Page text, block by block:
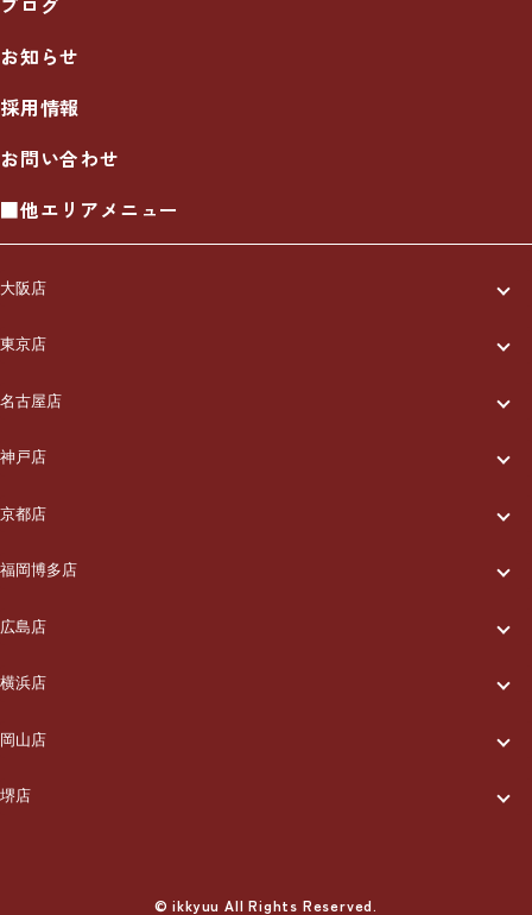
お知らせ
採用情報
お問い合わせ
■他エリアメニュー
大阪店
一休について
ご利用の流れ
メニュー/料金
出張エリア
ブログ
お知らせ
採用情報
お問い合わせ
東京店
一休について
ご利用の流れ
メニュー/料金
出張エリア
ブログ
お知らせ
採用情報
お問い合わせ
名古屋店
一休について
ご利用の流れ
メニュー/料金
出張エリア
ブログ
お知らせ
採用情報
神戸店
一休について
ご利用の流れ
メニュー/料金
出張エリア
ブログ
お知らせ
京都店
一休について
ご利用の流れ
メニュー/料金
出張エリア
ブログ
福岡博多店
一休について
ご利用の流れ
メニュー/料金
出張エリア
広島店
一休について
ご利用の流れ
メニュー/料金
横浜店
一休について
ご利用の流れ
岡山店
一休について
堺店
© ikkyuu All Rights Reserved.